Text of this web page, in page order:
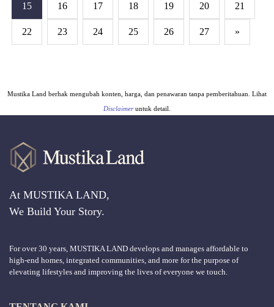
15 16 17 18 19 20 21
22 23 24 25 26 27 »
Mustika Land berhak mengubah konten, harga, dan penawaran tanpa pemberitahuan. Lihat
Disclaimeruntuk detail.
At MUSTIKA LAND,
We Build Your Story.
For over 30 years, MUSTIKA LAND develops and manages affordable to
high-end homes, integrated communities, and more for the purpose of
elevating lifestyles and improving the lives of everyone we touch.